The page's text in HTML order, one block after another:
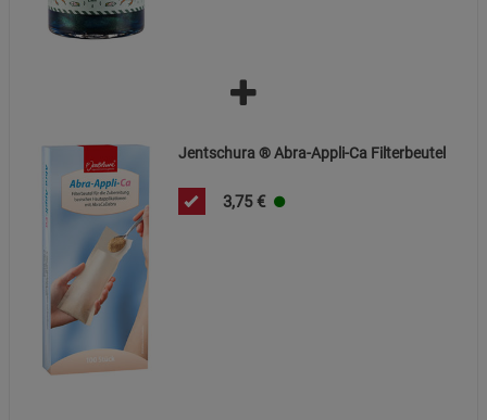
Jentschura ® Abra-Appli-Ca Filterbeutel
3,75 €
Beschreibung Marketing Cookies
Datenschutzerklärung